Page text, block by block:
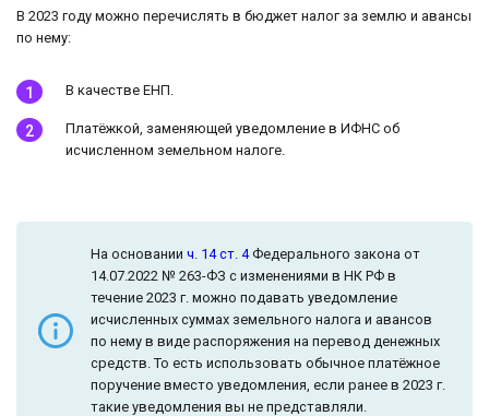
В 2023 году можно перечислять в бюджет налог за землю и авансы
по нему:
В качестве ЕНП.
Платёжкой, заменяющей уведомление в ИФНС об
исчисленном земельном налоге.
На основании ч. 14 ст. 4Федерального закона от
14.07.2022 № 263-ФЗ с изменениями в НК РФ в
течение 2023 г. можно подавать уведомление
исчисленных суммах земельного налога и авансов
по нему в виде распоряжения на перевод денежных
средств. То есть использовать обычное платёжное
поручение вместо уведомления, если ранее в 2023 г.
такие уведомления вы не представляли.